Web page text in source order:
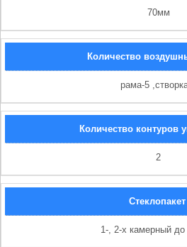
70мм
Количество
рама-5
Количество контуров
2
Стеклопакет
1-, 2-х камерный